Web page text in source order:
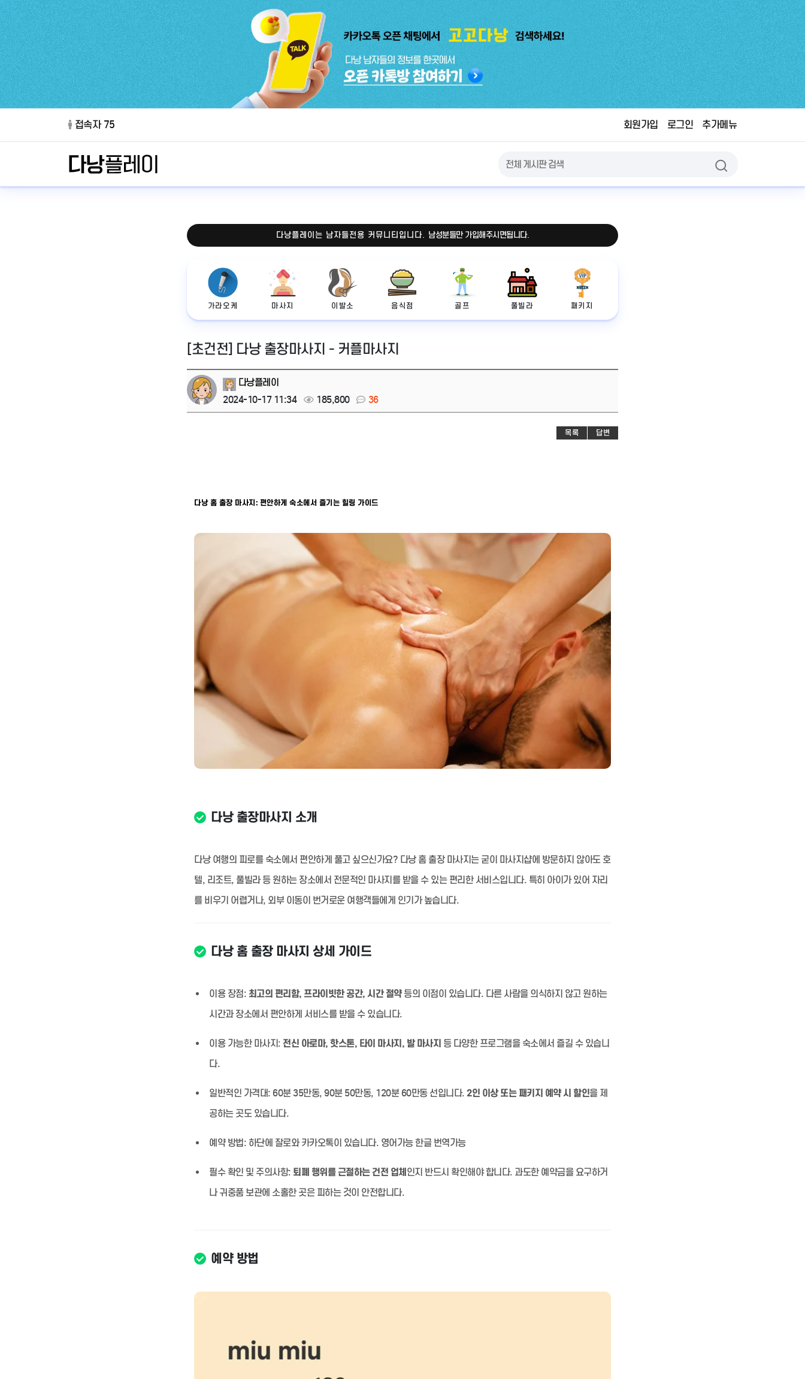
접속자 75 회원가입 로그인 추가메뉴
다낭플레이는 남자들전용 커뮤니티입니다. 남성분들만 가입해주시면됩니다.
가라오케 마사지 이발소 음식점 골프 풀빌라 패키지
[초건전] 다낭 출장마사지 - 커플마사지
다낭플레이
2024-10-17 11:34
185,800 36
목록 답변
다낭 홈 출장 마사지: 편안하게 숙소에서 즐기는 힐링 가이드
다낭 출장마사지 소개
다낭 여행의 피로를 숙소에서 편안하게 풀고 싶으신가요? 다낭 홈 출장 마사지는 굳이 마사지샵에 방문하지 않아도 호
텔, 리조트, 풀빌라 등 원하는 장소에서 전문적인 마사지를 받을 수 있는 편리한 서비스입니다. 특히 아이가 있어 자리
를 비우기 어렵거나, 외부 이동이 번거로운 여행객들에게 인기가 높습니다.
다낭 홈 출장 마사지 상세 가이드
이용 장점: 최고의 편리함, 프라이빗한 공간, 시간 절약등의 이점이 있습니다. 다른 사람을 의식하지 않고 원하는
시간과 장소에서 편안하게 서비스를 받을 수 있습니다.
이용 가능한 마사지: 전신 아로마, 핫스톤, 타이 마사지, 발 마사지 등 다양한 프로그램을 숙소에서 즐길 수 있습니
다.
일반적인 가격대: 60분 35만동, 90분 50만동, 120분 60만동 선입니다. 2인 이상 또는 패키지 예약 시 할인을 제
공하는 곳도 있습니다.
예약 방법: 하단에 잘로와 카카오톡이 있습니다. 영어가능 한글 번역가능
필수 확인 및 주의사항: 퇴폐 행위를 근절하는 건전 업체인지 반드시 확인해야 합니다. 과도한 예약금을 요구하거
나 귀중품 보관에 소홀한 곳은 피하는 것이 안전합니다.
예약 방법